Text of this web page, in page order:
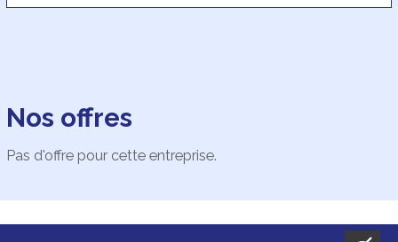
Nos offres
Pas d'offre pour cette entreprise.